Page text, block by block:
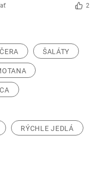
2
ŠALÁTY
RÝCHLE JEDLÁ